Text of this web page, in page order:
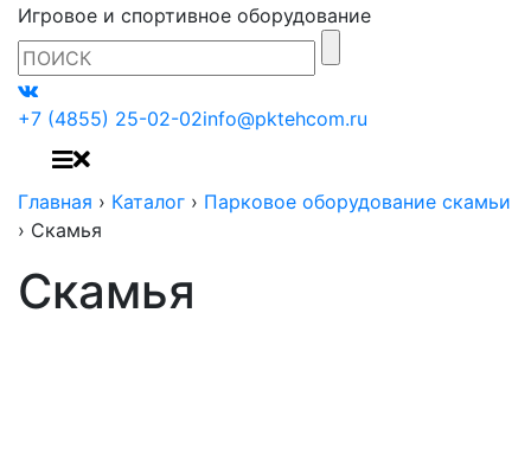
Игровое и спортивное оборудование
+7 (4855) 25-02-02info@pktehcom.ru
Главная › Каталог › Парковое оборудование скамьи
› Скамья
Скамья